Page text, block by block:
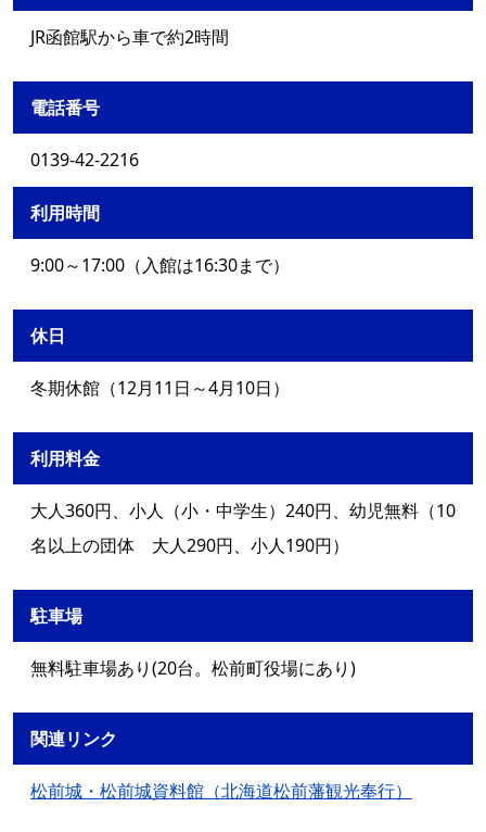
JR函館駅から車で約2時間
電話番号
0139-42-2216
利用時間
9:00～17:00（入館は16:30まで）
休日
冬期休館（12月11日～4月10日）
利用料金
大人360円、小人（小・中学生）240円、幼児無料（10
名以上の団体 大人290円、小人190円）
駐車場
無料駐車場あり(20台。松前町役場にあり)
関連リンク
松前城・松前城資料館（北海道松前藩観光奉行）